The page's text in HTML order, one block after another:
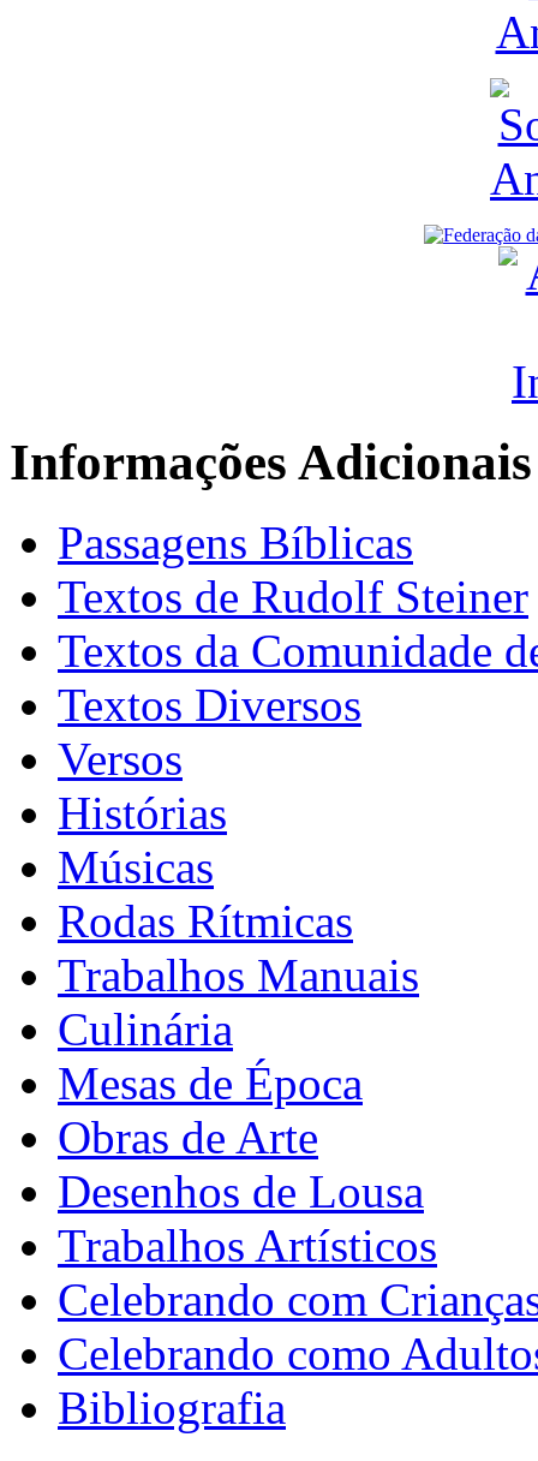
Informações Adicionais
Passagens Bíblicas
Textos de Rudolf Steiner
Textos da Comunidade
Textos Diversos
Versos
Histórias
Músicas
Rodas Rítmicas
Trabalhos Manuais
Culinária
Mesas de Época
Obras de Arte
Desenhos de Lousa
Trabalhos Artísticos
Celebrando com
Celebrando como
Bibliografia